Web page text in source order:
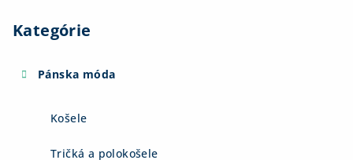
Kategórie
Pánska móda
Košele
Tričká a polokošele